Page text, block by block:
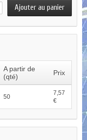
A partir de
(qté)
Prix
50
7,57
€